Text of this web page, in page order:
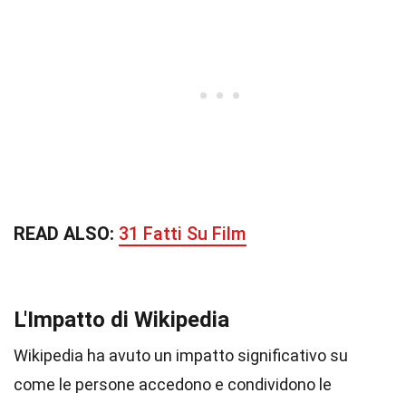
READ ALSO: 31 Fatti Su Film
L'Impatto di Wikipedia
Wikipedia ha avuto un impatto significativo su
come le persone accedono e condividono le